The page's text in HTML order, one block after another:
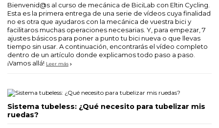
Bienvenid@s al curso de mecánica de BiciLab con Eltin Cycling.
Esta es la primera entrega de una serie de vídeos cuya finalidad
no es otra que ayudaros con la mecánica de vuestra bici y
facilitaros muchas operaciones necesarias. Y, para empezar, 7
ajustes básicos para poner a punto tu bici nueva o que llevas
tiempo sin usar. A continuación, encontrarás el vídeo completo
dentro de un artículo donde explicamos todo paso a paso.
¡Vamos allá! Leer más
Sistema tubeless: ¿Qué necesito para tubelizar mis
ruedas?